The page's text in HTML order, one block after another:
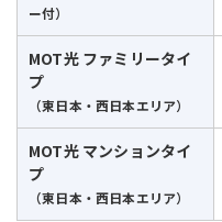
ー付）
MOT光 ファミリータイ
プ
（東日本・西日本エリア）
MOT光 マンションタイ
プ
（東日本・西日本エリア）